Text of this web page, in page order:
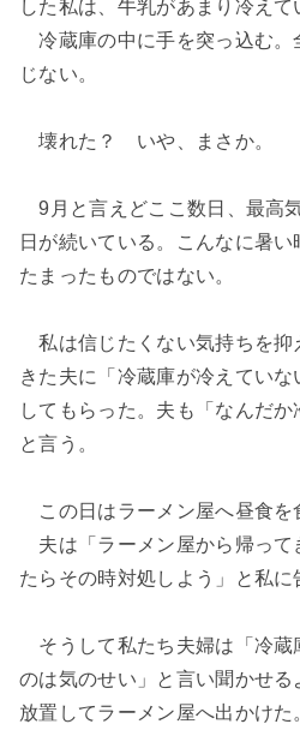
した私は、牛乳があまり冷えて
冷蔵庫の中に手を突っ込む。
じない。
壊れた？ いや、まさか。
9月と言えどここ数日、最高
日が続いている。こんなに暑
たまったものではない。
私は信じたくない気持ちを抑
きた夫に「冷蔵庫が冷えてい
してもらった。夫も「なんだか
と言う。
この日はラーメン屋へ昼食を
夫は「ラーメン屋から帰って
たらその時対処しよう」と私に
そうして私たち夫婦は「冷蔵
のは気のせい」と言い聞かせ
放置してラーメン屋へ出かけた